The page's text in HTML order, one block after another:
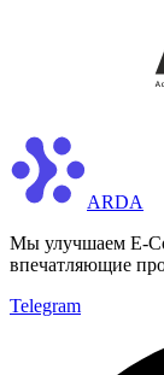
ARDA
Мы улучшаем E-
впечатляющие
Telegram